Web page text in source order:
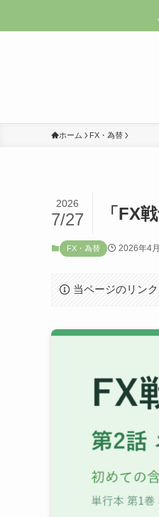
ホーム FX・為替
「FX
2026
7/27
FX・為替 2026年4
当ページのリン